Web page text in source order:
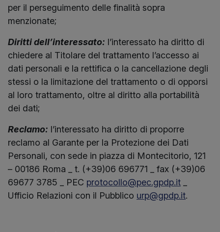
per il perseguimento delle finalità sopra
menzionate;
Diritti dell’interessato: l’interessato ha diritto di
chiedere al Titolare del trattamento l’accesso ai
dati personali e la rettifica o la cancellazione degli
stessi o la limitazione del trattamento o di opporsi
al loro trattamento, oltre al diritto alla portabilità
dei dati;
Reclamo: l’interessato ha diritto di proporre
reclamo al Garante per la Protezione dei Dati
Personali, con sede in piazza di Montecitorio, 121
– 00186 Roma _ t. (+39)06 696771 _ fax (+39)06
69677 3785 _ PEC protocollo@pec.gpdp.it
Ufficio Relazioni con il Pubblico urp@gpdp.it.